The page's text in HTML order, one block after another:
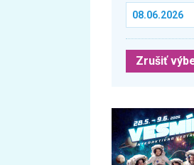
Zrušiť